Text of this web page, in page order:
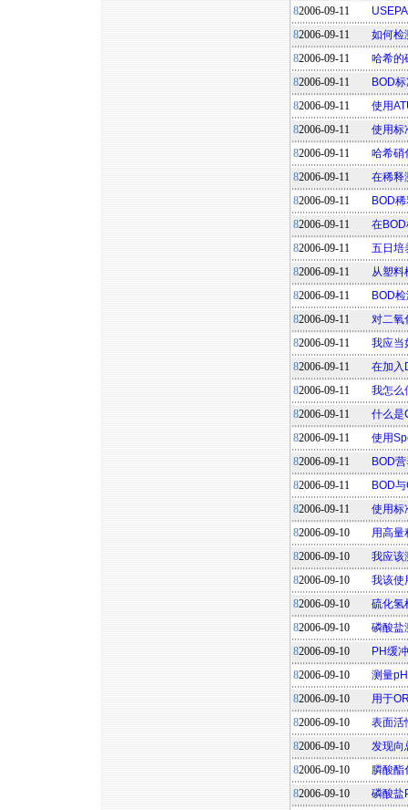
82006-09-11
82006-09-11
如何检
82006-09-11
哈希的
82006-09-11
BOD
82006-09-11
使用
82006-09-11
使用标
82006-09-11
哈希硝
82006-09-11
在稀释
82006-09-11
BOD
82006-09-11
在
82006-09-11
五日培
82006-09-11
从塑料
82006-09-11
BOD
82006-09-11
对二氧
82006-09-11
我应当
82006-09-11
在加入
82006-09-11
我怎么
82006-09-11
什么是
82006-09-11
使用
82006-09-11
BOD
82006-09-11
BOD
82006-09-11
使用标
82006-09-10
用高量
82006-09-10
我应该
82006-09-10
我该使
82006-09-10
硫化氢
82006-09-10
磷酸盐
82006-09-10
PH缓
82006-09-10
测量
82006-09-10
用于
82006-09-10
表面活
82006-09-10
发现向
82006-09-10
膦酸酯
82006-09-10
磷酸盐